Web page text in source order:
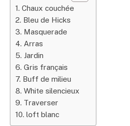
1. Chaux couchée
2. Bleu de Hicks
3. Masquerade
4. Arras
5. Jardin
6. Gris français
7. Buff de milieu
8. White silencieux
9. Traverser
10. loft blanc